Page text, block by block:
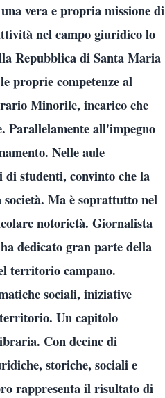
vera e propria missione di
nel campo giuridico lo
Repubblica di Santa Maria
proprie competenze al
Minorile, incarico che
Parallelamente all'impegno
Nelle aule
di studenti, convinto che la
Ma è soprattutto nel
notorietà. Giornalista
dedicato gran parte della
territorio campano.
sociali, iniziative
Un capitolo
Con decine di
storiche, sociali e
rappresenta il risultato di